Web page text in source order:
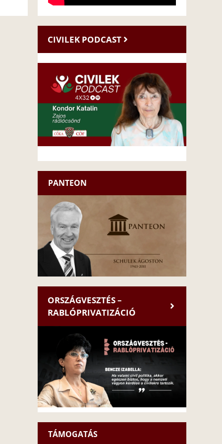
CIVILEK PODCAST
PANTEON
ORSZÁGVESZTÉS –
RABLÓPRIVATIZÁCIÓ
TÁMOGATÁS